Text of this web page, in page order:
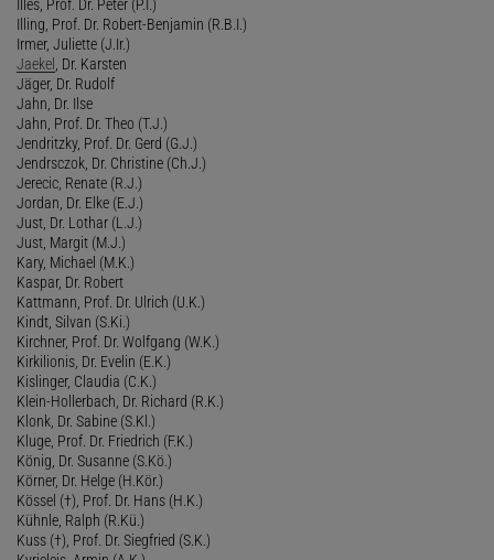
Illes, Prof. Dr. Peter (P.I.)
Illing, Prof. Dr. Robert-Benjamin (R.B.I.)
Irmer, Juliette (J.Ir.)
Jaekel , Dr. Karsten
Jäger, Dr. Rudolf
Jahn, Dr. Ilse
Jahn, Prof. Dr. Theo (T.J.)
Jendritzky, Prof. Dr. Gerd (G.J.)
Jendrsczok, Dr. Christine (Ch.J.)
Jerecic, Renate (R.J.)
Jordan, Dr. Elke (E.J.)
Just, Dr. Lothar (L.J.)
Just, Margit (M.J.)
Kary, Michael (M.K.)
Kaspar, Dr. Robert
Kattmann, Prof. Dr. Ulrich (U.K.)
Kindt, Silvan (S.Ki.)
Kirchner, Prof. Dr. Wolfgang (W.K.)
Kirkilionis, Dr. Evelin (E.K.)
Kislinger, Claudia (C.K.)
Klein-Hollerbach, Dr. Richard (R.K.)
Klonk, Dr. Sabine (S.Kl.)
Kluge, Prof. Dr. Friedrich (F.K.)
König, Dr. Susanne (S.Kö.)
Körner, Dr. Helge (H.Kör.)
Kössel (†), Prof. Dr. Hans (H.K.)
Kühnle, Ralph (R.Kü.)
Kuss (†), Prof. Dr. Siegfried (S.K.)